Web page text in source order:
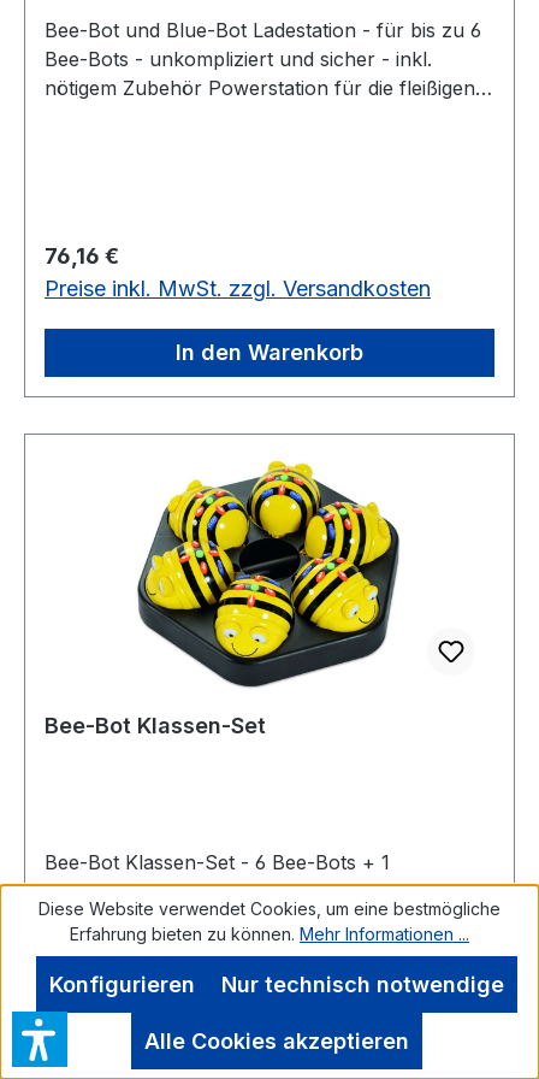
Bee-Bot und Blue-Bot Ladestation - für bis zu 6
Bee-Bots - unkompliziert und sicher - inkl.
nötigem Zubehör Powerstation für die fleißigen
für die Ladestation Downloads: Anleitung-Bee-
Bot Ladestation ohne Bee-Bots NEU
Regulärer Preis:
76,16 €
Preise inkl. MwSt. zzgl. Versandkosten
In den Warenkorb
Bee-Bot Klassen-Set
Bee-Bot Klassen-Set - 6 Bee-Bots + 1
Ladestation - einfache Bedienung - Speicherung
von bis zu 200 Kommandos Was ist der Bee-Bot
und was kann er? Bee-Bot ist ein spannender
neuer Bodenroboter für Kinder. Der gelb-
schwarz gestreifte, einfach zu bedienende und
freundliche Roboter ist perfekt, um
Bewegungsabläufe zu planen, Vermutungen
Diese Website verwendet Cookies, um eine bestmögliche
Erfahrung bieten zu können. Mehr Informationen ...
Nur technisch notwendige
Konfigurieren
Alle Cookies akzeptieren